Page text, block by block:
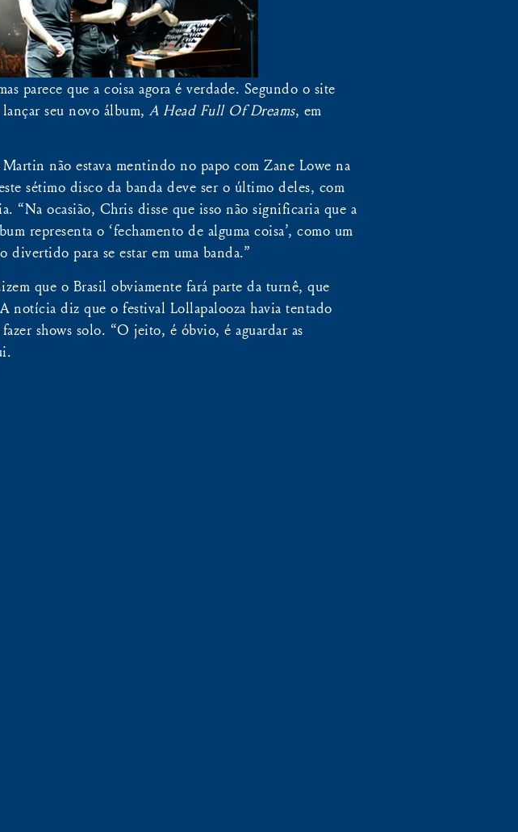
parece que a coisa agora é verdade. Segundo o site
seu novo álbum, A Head Full Of Dreams, em
não estava mentindo no papo com Zane Lowe na
sétimo disco da banda deve ser o último deles, com
“Na ocasião, Chris disse que isso não significaria que a
representa o ‘fechamento de alguma coisa’, como um
para se estar em uma banda.”
que o Brasil obviamente fará parte da turnê, que
notícia diz que o festival Lollapalooza havia tentado
shows solo. “O jeito, é óbvio, é aguardar as